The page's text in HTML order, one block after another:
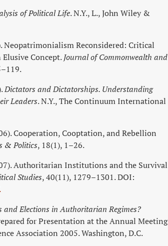
of Political Life. N.Y., L., John Wiley &
Neopatrimonialism Reconsidered: Critical
Concept.Journal of Commonwealth and
Dictators and Dictatorships. Understanding
Leaders. N.Y., The Continuum International
Cooperation, Cooptation, and Rebellion
& Politics, 18(1), 1–26.
Authoritarian Institutions and the Survival
Studies, 40(11), 1279–1301. DOI:
and Elections in Authoritarian Regimes?
for Presentation at the Annual Meeting
Association 2005. Washington, D.C.